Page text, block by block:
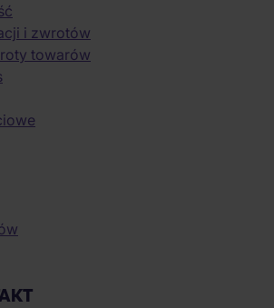
i zwrotów
towarów